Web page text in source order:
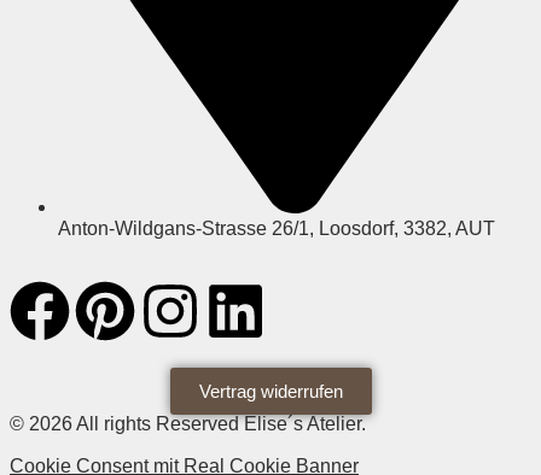
Anton-Wildgans-Strasse 26/1, Loosdorf, 3382, AUT
Vertrag widerrufen
© 2026 All rights Reserved Elise´s Atelier.
Cookie Consent mit Real Cookie Banner